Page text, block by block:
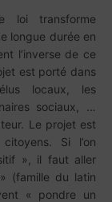
loi transforme
longue durée en
l’inverse de ce
est porté dans
locaux, les
sociaux, …
Le projet est
Si l’on
», il faut aller
(famille du latin
« pondre un